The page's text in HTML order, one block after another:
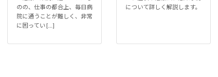
のの、仕事の都合上、毎日病
院に通うことが難しく、非常
に困ってい […]
について詳しく解説します。